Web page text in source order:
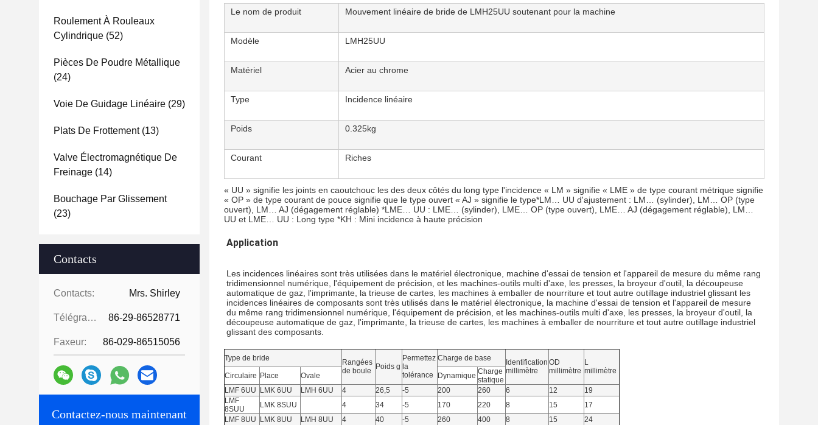
Roulement À Rouleaux
Cylindrique (52)
Pièces De Poudre Métallique
(24)
Voie De Guidage Linéaire (29)
Plats De Frottement(13)
Valve Électromagnétique De
Freinage (14)
Bouchage Par Glissement
(23)
Contacts
Contacts: Mrs. Shirley
Télégramme: 86-29-86528771
Faxeur: 86-029-86515056
Contactez-nous maintenant
Le nom de produit Mouvement linéaire de bride de LMH25UU soutenant pour la machine
Modèle LMH25UU
Matériel Acier au chrome
Type Incidence linéaire
Poids 0.325kg
Courant Riches
« UU » signifie les joints en caoutchouc les des deux côtés du long type l'incidence « LM » signifie « LME » de type courant métrique signifie
« OP » de type courant de pouce signifie que le type ouvert « AJ » signifie le type*LM… UU d'ajustement : LM… (sylinder), LM… OP (type
ouvert), LM… AJ (dégagement réglable) *LME… UU : LME… (sylinder), LME… OP (type ouvert), LME… AJ (dégagement réglable), LM…
UU et LME… UU : Long type *KH : Mini incidence à haute précision
Application
Les incidences linéaires sont très utilisées dans le matériel électronique, machine d'essai de tension et l'appareil de mesure du même rang
tridimensionnel numérique, l'équipement de précision, et les machines-outils multi d'axe, les presses, la broyeur d'outil, la découpeuse
automatique de gaz, l'imprimante, la trieuse de cartes, les machines à emballer de nourriture et tout autre outillage industriel glissant les
incidences linéaires de composants sont très utilisés dans le matériel électronique, la machine d'essai de tension et l'appareil de mesure
du même rang tridimensionnel numérique, l'équipement de précision, et les machines-outils multi d'axe, les presses, la broyeur d'outil, la
découpeuse automatique de gaz, l'imprimante, la trieuse de cartes, les machines à emballer de nourriture et tout autre outillage industriel
glissant des composants.
Type de bride
Rangées
de boule
Poids g
Permettez
la
tolérance
Charge de base
Identification
millimètre
OD
millimètre
L
millimètre
Circulaire Place Ovale Dynamique Charge
statique
LMF 6UU
LMK 6UU LMH 6UU 4 26,5 -5 200 260 6 12
19
LMF
8SUU
LMK 8SUU 4 34 -5 170 220 8 15
17
LMF 8UU
LMK 8UU LMH 8UU 4 40 -5 260 400 8 15
24